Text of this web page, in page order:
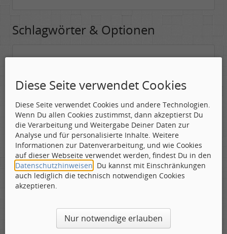
Schlagwörter & Optionen
Suchwörter:
werden soll.
Nach allen angegebenen Begriffen suchen.
Mindestens ein Begriff muss vorhanden sein.
Suche nach Benutzer:
Hier kannst Du (optional) nach einem Benutzer suchen, der den
Beitrag verfasst hat. Du kannst den * als Jokerzeichen benutzen, um
ähnliche Nutzernamen zu finden.
Die Visuelle Bestätigung hilft dabei automatische Spambots
und Scripte von den Diensten dieses Forums abzuhalten.
Derartige Scripte sind normalerweise nicht in der Lage den
Diese Seite verwendet Cookies
Diese Seite verwendet Cookies und andere Technologien.
Wenn Du allen Cookies zustimmst, dann akzeptierst Du
die Verarbeitung und Weitergabe Deiner Daten zur
Analyse und für personalisierte Inhalte. Weitere
Informationen zur Datenverarbeitung, und wie Cookies
auf dieser Webseite verwendet werden, findest Du in den
Datenschutzhinweisen . Du kannst mit Einschränkungen
auch lediglich die technisch notwendigen Cookies
akzeptieren.
Nur notwendige erlauben